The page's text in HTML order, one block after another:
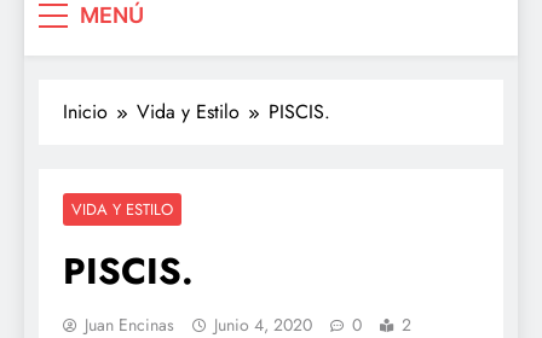
MENÚ
Inicio Vida y Estilo PISCIS.
VIDA Y ESTILO
PISCIS.
Juan Encinas Junio 4, 2020 0
2